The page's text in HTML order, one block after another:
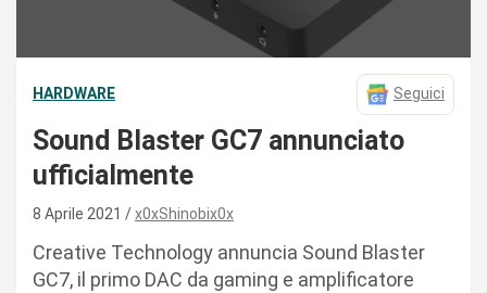
HARDWARE Seguici
Sound Blaster GC7 annunciato
ufficialmente
8 Aprile 2021 x0xShinobix0x
Creative Technology annuncia Sound Blaster
GC7, il primo DAC da gaming e amplificatore